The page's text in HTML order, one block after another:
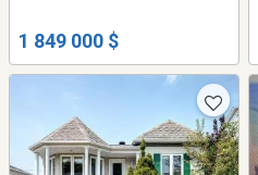
1 849 000 $